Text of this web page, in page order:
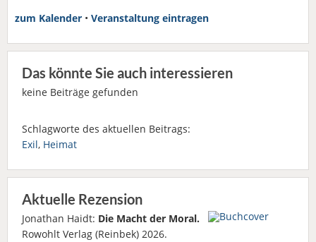
zum Kalender • Veranstaltung eintragen
Das könnte Sie auch interessieren
keine Beiträge gefunden
Schlagworte des aktuellen Beitrags:
Exil, Heimat
Aktuelle Rezension
Jonathan Haidt: Die Macht der Moral.
Rowohlt Verlag (Reinbek) 2026.